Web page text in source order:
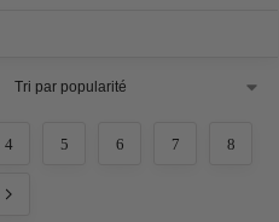
4 5 6 7 8